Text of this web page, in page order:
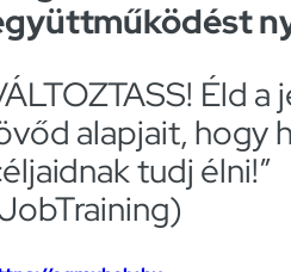
Éld
alapjait, hogy
tudj élni!”